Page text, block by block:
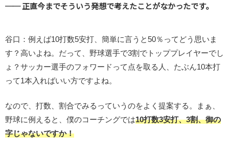
── 正直今までそういう発想で考えたことがなかったです。
谷口：例えば10打数5安打、簡単に言うと50％ってどう思いま
す？高いよね。だって、野球選手で3割でトッププレイヤーでし
ょ？サッカー選手のフォワードって点を取る人、たぶん10本打
って1本入ればいい方ですよね。
なので、打数、割合でみるっていうのをよく提案する。まぁ、
野球に例えると、僕のコーチングでは10打数3安打、3割、御の
字じゃないですか！